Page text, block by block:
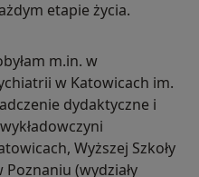
etapie życia.
m.in. w
w Katowicach im.
dydaktyczne i
Wyższej Szkoły
(wydziały